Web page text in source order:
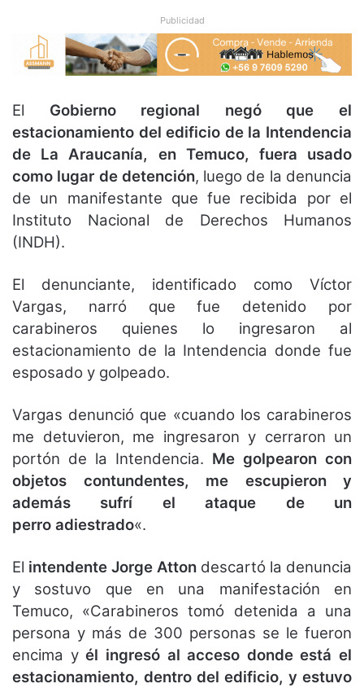
Publicidad
El Gobierno regional negó que el
estacionamiento del edificio de la Intendencia
de La Araucanía, en Temuco, fuera usado
como lugar de detención, luego de la denuncia
de un manifestante que fue recibida por el
Instituto Nacional de Derechos Humanos
(INDH).
El denunciante, identificado como Víctor
Vargas, narró que fue detenido por
carabineros quienes lo ingresaron al
estacionamiento de la Intendencia donde fue
esposado y golpeado.
Vargas denunció que «cuando los carabineros
me detuvieron, me ingresaron y cerraron un
portón de la Intendencia. Me golpearon con
objetos contundentes, me escupieron y
además sufrí el ataque de un
perro adiestrado«.
El intendente Jorge Atton descartó la denuncia
y sostuvo que en una manifestación en
Temuco, «Carabineros tomó detenida a una
persona y más de 300 personas se le fueron
encima yél ingresó al acceso donde está el
estacionamiento, dentro del edificio, y estuvo